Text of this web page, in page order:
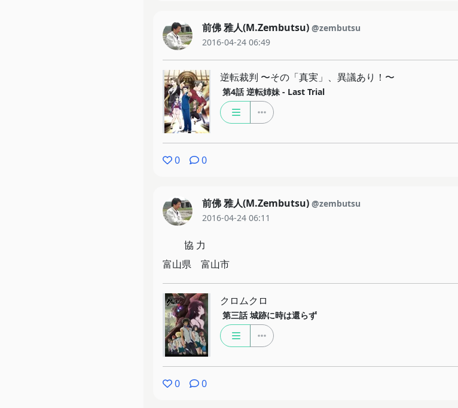
前佛 雅人(M.Zembutsu) @zembutsu
2016-04-24 06:49
逆転裁判 〜その「真実」、異議あり！〜
第4話 逆転姉妹 - Last Trial
0 0
前佛 雅人(M.Zembutsu) @zembutsu
2016-04-24 06:11
協 力
富山県 富山市
クロムクロ
第三話 城跡に時は還らず
0 0